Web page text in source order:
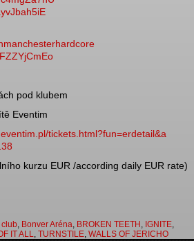
re
pod klubem
Eventim
tickets.html?fun=erdetail&a
kurzu EUR /according daily EUR rate)
club, Bonver Aréna, BROKEN TEETH , IGNITE,
IT ALL, TURNSTILE, WALLS OF JERICHO